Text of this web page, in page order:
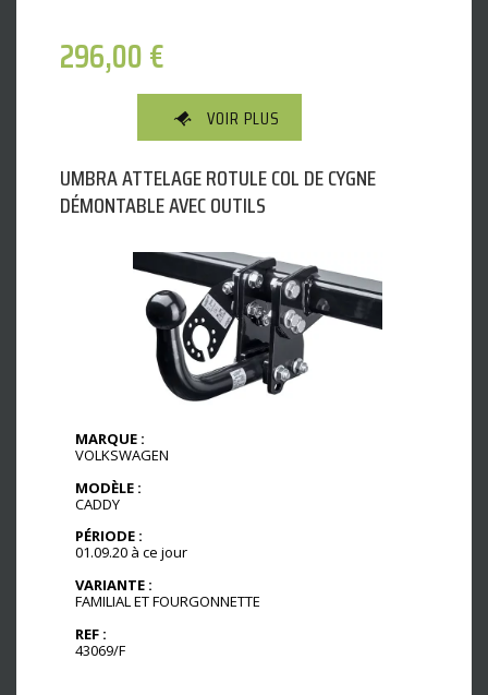
296,00€
VOIR PLUS
UMBRA ATTELAGE ROTULE COL DE CYGNE
DÉMONTABLE AVEC OUTILS
MARQUE :
VOLKSWAGEN
MODÈLE :
CADDY
PÉRIODE :
01.09.20 à ce jour
VARIANTE :
FAMILIAL ET FOURGONNETTE
REF :
43069/F